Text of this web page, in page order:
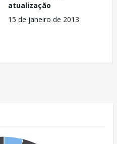
atualização
15 de janeiro de 2013